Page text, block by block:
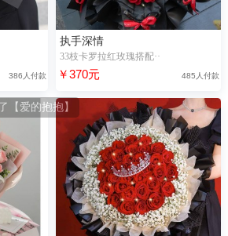
386人付款
执手深情
33枝卡罗拉红玫瑰搭配··
￥370元 485人付款